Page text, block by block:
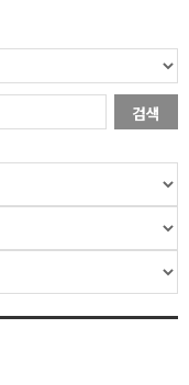
검색